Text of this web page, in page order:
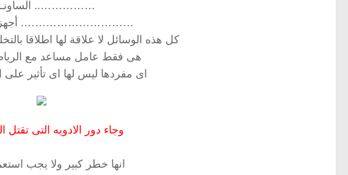
……………..
…………………………. أجهزة
كل هذه الوسائل لا علاقة لها اطلاقا
هى فقط عامل مساعد مع
اى مفردها ليس لها اى تأثير
وجاء دور الادويه التى تقتل
انها خطر كبير ولا يجب